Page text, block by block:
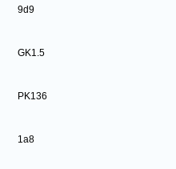
9d9
GK1.5
PK136
1a8